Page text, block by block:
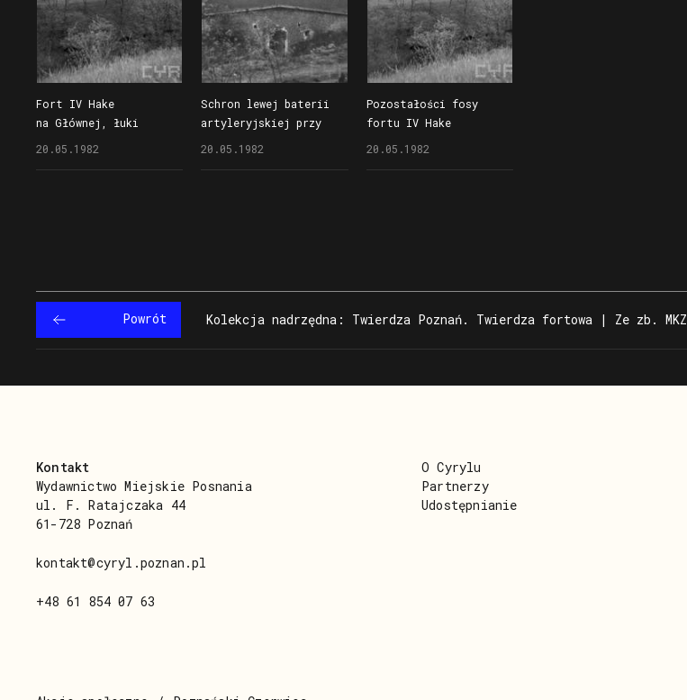
Fort IV Hake
na Głównej, łuki
opróżnione
20.05.1982
Schron lewej baterii
artyleryjskiej przy
forcie IV Hake
20.05.1982
Pozostałości fosy
fortu IV Hake
na Głównej, łuki
20.05.1982
Powrót Kolekcja nadrzędna: Twierdza Poznań. Twierdza fortowa | Ze zb. MKZ
Kontakt
Wydawnictwo Miejskie Posnania
ul. F. Ratajczaka 44
61-728 Poznań
kontakt@cyryl.poznan.pl
+48 61 854 07 63
O Cyrylu
Partnerzy
Udostępnianie